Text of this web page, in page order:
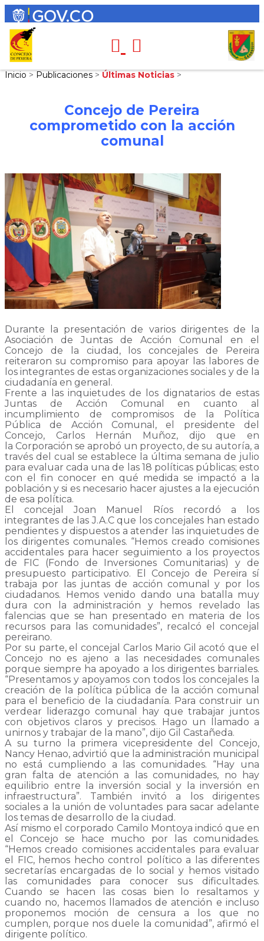
Inicio > Publicaciones > Últimas Noticias >
Concejo de Pereira
comprometido con la acción
comunal
Durante la presentación de varios dirigentes de la
Asociación de Juntas de Acción Comunal en el
Concejo de la ciudad, los concejales de Pereira
reiteraron su compromiso para apoyar las labores de
los integrantes de estas organizaciones sociales y de la
ciudadanía en general.
Frente a las inquietudes de los dignatarios de estas
Juntas de Acción Comunal en cuanto al
incumplimiento de compromisos de la Política
Pública de Acción Comunal, el presidente del
Concejo, Carlos Hernán Muñoz, dijo que en
la Corporación se aprobó un proyecto, de su autoría, a
través del cual se establece la última semana de julio
para evaluar cada una de las 18 políticas públicas; esto
con el fin conocer en qué medida se impactó a la
población y si es necesario hacer ajustes a la ejecución
de esa política.
El concejal Joan Manuel Ríos recordó a los
integrantes de las J.A.C que los concejales han estado
pendientes y dispuestos a atender las inquietudes de
los dirigentes comunales. “Hemos creado comisiones
accidentales para hacer seguimiento a los proyectos
de FIC (Fondo de Inversiones Comunitarias) y de
presupuesto participativo. El Concejo de Pereira sí
trabaja por las juntas de acción comunal y por los
ciudadanos. Hemos venido dando una batalla muy
dura con la administración y hemos revelado las
falencias que se han presentado en materia de los
recursos para las comunidades”, recalcó el concejal
pereirano.
Por su parte, el concejal Carlos Mario Gil acotó que el
Concejo no es ajeno a las necesidades comunales
porque siempre ha apoyado a los dirigentes barriales.
“Presentamos y apoyamos con todos los concejales la
creación de la política pública de la acción comunal
para el beneficio de la ciudadanía. Para construir un
verdear liderazgo comunal hay que trabajar juntos
con objetivos claros y precisos. Hago un llamado a
unirnos y trabajar de la mano”, dijo Gil Castañeda.
A su turno la primera vicepresidente del Concejo,
Nancy Henao, advirtió que la administración municipal
no está cumpliendo a las comunidades. “Hay una
gran falta de atención a las comunidades, no hay
equilibrio entre la inversión social y la inversión en
infraestructura”. También invitó a los dirigentes
sociales a la unión de voluntades para sacar adelante
los temas de desarrollo de la ciudad.
Así mismo el corporado Camilo Montoya indicó que en
el Concejo se hace mucho por las comunidades.
“Hemos creado comisiones accidentales para evaluar
el FIC, hemos hecho control político a las diferentes
secretarías encargadas de lo social y hemos visitado
las comunidades para conocer sus dificultades.
Cuando se hacen las cosas bien lo resaltamos y
cuando no, hacemos llamados de atención e incluso
proponemos moción de censura a los que no
cumplen, porque nos duele la comunidad”, afirmó el
dirigente político.